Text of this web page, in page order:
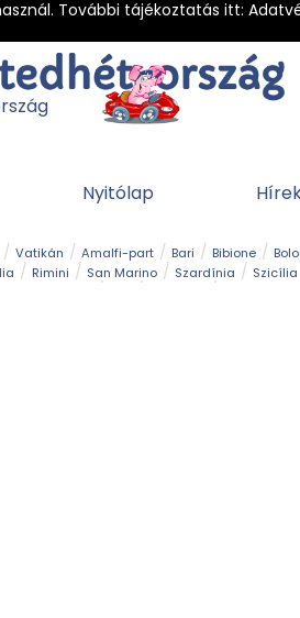
További tájékoztatás itt:
Nyitólap
Vatikán Amalfi-part Bari Bibione
Rimini San Marino Szardínia Szicília